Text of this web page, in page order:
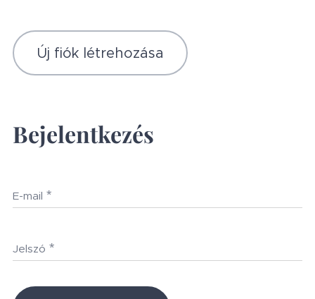
Új fiók létrehozása
Bejelentkezés
E-mail
Jelszó